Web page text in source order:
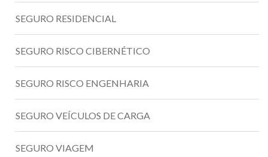
SEGURO RESIDENCIAL
SEGURO RISCO CIBERNÉTICO
SEGURO RISCO ENGENHARIA
SEGURO VEÍCULOS DE CARGA
SEGURO VIAGEM